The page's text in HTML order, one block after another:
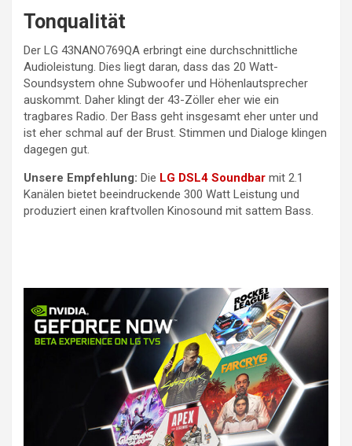
Tonqualität
Der LG 43NANO769QA erbringt eine durchschnittliche
Audioleistung. Dies liegt daran, dass das 20 Watt-
Soundsystem ohne Subwoofer und Höhenlautsprecher
auskommt. Daher klingt der 43-Zöller eher wie ein
tragbares Radio. Der Bass geht insgesamt eher unter und
ist eher schmal auf der Brust. Stimmen und Dialoge klingen
dagegen gut.
Unsere Empfehlung: Die LG DSL4 Soundbar mit 2.1
Kanälen bietet beeindruckende 300 Watt Leistung und
produziert einen kraftvollen Kinosound mit sattem Bass.